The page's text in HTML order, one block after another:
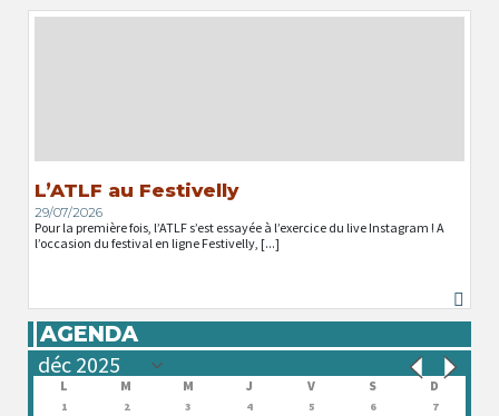
L’ATLF au Festivelly
29/07/2026
Pour la première fois, l’ATLF s’est essayée à l’exercice du live Instagram ! A
l’occasion du festival en ligne Festivelly, [...]
AGENDA
L M M J V S D
1 2 3 4 5 6
7